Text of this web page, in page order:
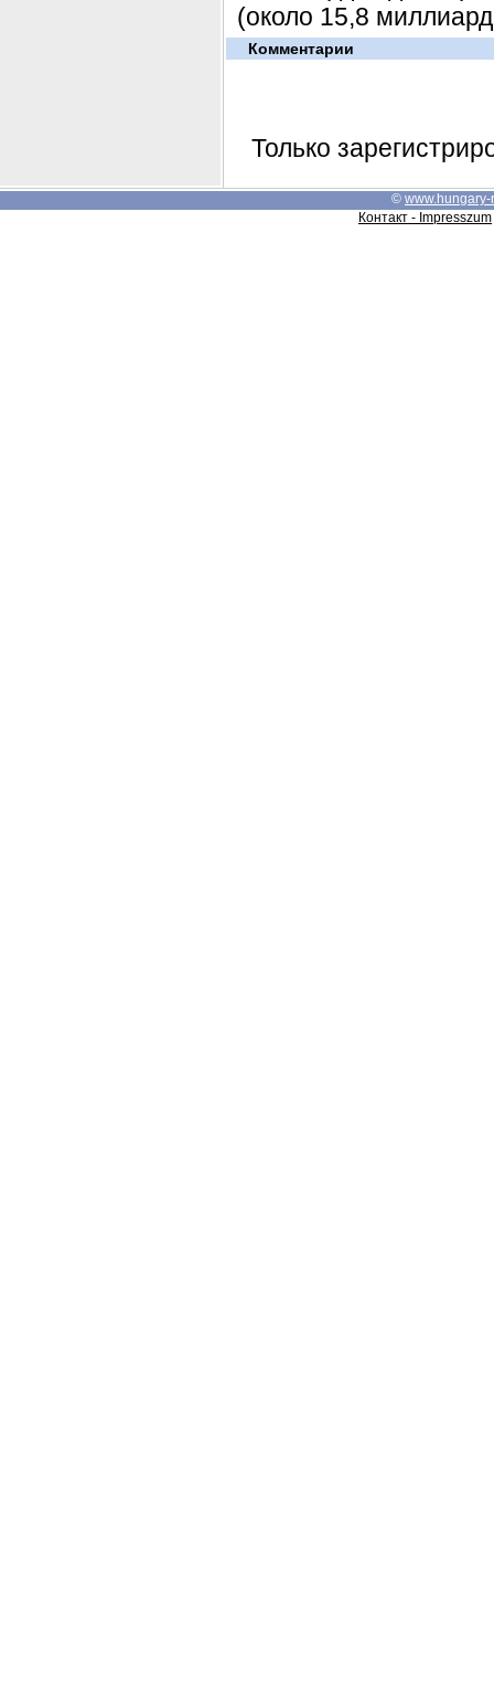
(около 15,8
Комментарии
Только
© www.hungary-
Контакт - Impresszum